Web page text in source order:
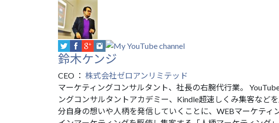
鈴木ケンジ
CEO ： 株式会社ゼロアンリミテッド
マーケティングコンサルタント、社長の右腕代行業。
ングコンサルタントアカデミー、Kindle超速しくみ集客など
分自身の想いや人柄を発信していくことに、WEBマーケティ